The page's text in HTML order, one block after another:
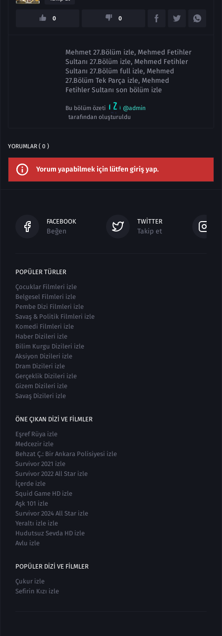
0 0
Mehmet 27.Bölüm izle, Mehmed Fetihler
Sultanı 27.Bölüm izle, Mehmed Fetihler
Sultanı 27.Bölüm full izle, Mehmed
27.Bölüm Tek Parça izle, Mehmed
Fetihler Sultanı son bölüm izle
Bu bölüm özeti
@admin
tarafından oluşturuldu
YORUMLAR ( 0 )
Yorum yapabilmek için lütfen giriş yap.
FACEBOOK
Beğen
TWITTER
Takip et
POPÜLER TÜRLER
Çocuklar Filmleri izle
Belgesel Filmleri izle
Pembe Dizi Filmleri izle
Savaş & Politik Filmleri izle
Komedi Filmleri izle
Haber Dizileri izle
Bilim Kurgu Dizileri izle
Aksiyon Dizileri izle
Dram Dizileri izle
Gerçeklik Dizileri izle
Gizem Dizileri izle
Savaş Dizileri izle
ÖNE ÇIKAN DIZI VE FILMLER
Eşref Rüya izle
Medcezir izle
Behzat Ç.: Bir Ankara Polisiyesi izle
Survivor 2021 izle
Survivor 2022 All Star izle
İçerde izle
Squid Game HD izle
Aşk 101 izle
Survivor 2024 All Star izle
Yeraltı izle izle
Hudutsuz Sevda HD izle
Avlu izle
POPÜLER DIZI VE FILMLER
Çukur izle
Sefirin Kızı izle